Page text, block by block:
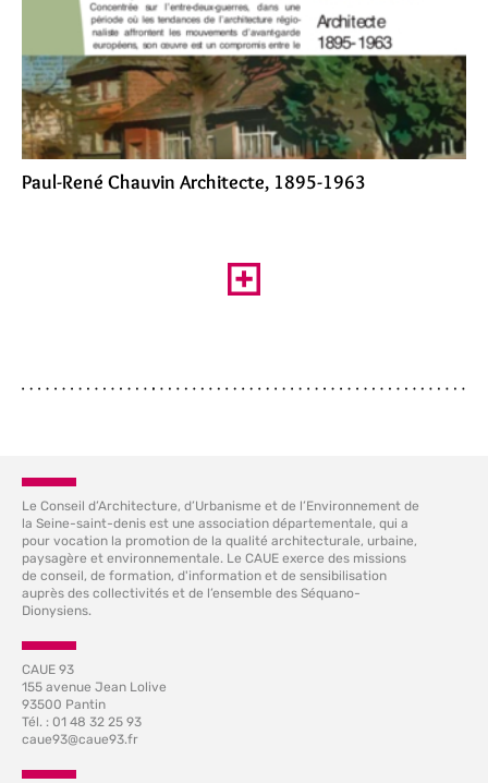
Paul-René Chauvin Architecte, 1895-1963
Le Conseil d’Architecture, d’Urbanisme et de l’Environnement de
la Seine-saint-denis est une association départementale, qui a
pour vocation la promotion de la qualité architecturale, urbaine,
paysagère et environnementale. Le CAUE exerce des missions
de conseil, de formation, d'information et de sensibilisation
auprès des collectivités et de l’ensemble des Séquano-
Dionysiens.
CAUE 93
155 avenue Jean Lolive
93500 Pantin
Tél. : 01 48 32 25 93
caue93@caue93.fr